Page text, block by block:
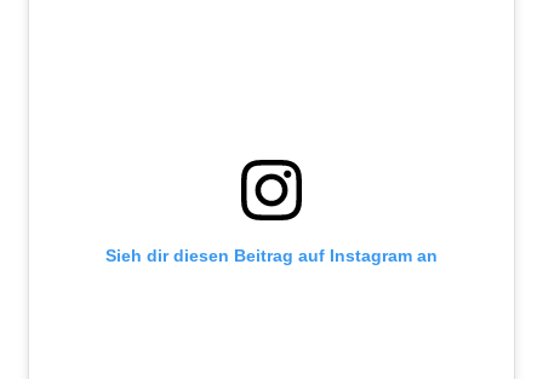
Sieh dir diesen Beitrag auf Instagram an